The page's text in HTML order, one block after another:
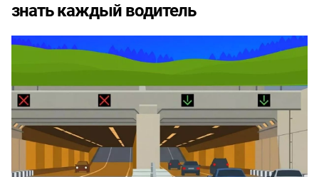
знать каждый водитель